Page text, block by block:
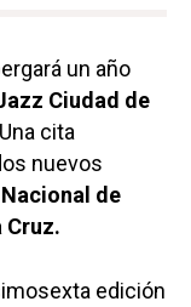
un año
Ciudad de
cita
nuevos
de
Cruz.
edición